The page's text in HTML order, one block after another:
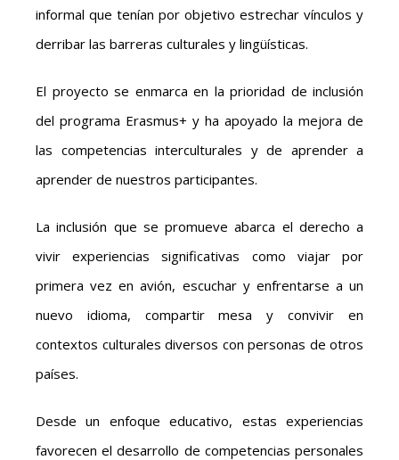
informal que tenían por objetivo estrechar vínculos y
derribar las barreras culturales y lingüísticas.
El proyecto se enmarca en la prioridad de inclusión
del programa Erasmus+ y ha apoyado la mejora de
las competencias interculturales y de aprender a
aprender de nuestros participantes.
La inclusión que se promueve abarca el derecho a
vivir experiencias significativas como viajar por
primera vez en avión, escuchar y enfrentarse a un
nuevo idioma, compartir mesa y convivir en
contextos culturales diversos con personas de otros
países.
Desde un enfoque educativo, estas experiencias
favorecen el desarrollo de competencias personales